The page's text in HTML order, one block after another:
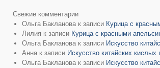
Свежие комментарии
Ольга Бакланова к записи Курица с
Лилия к записи Курица с красными
Ольга Бакланова к записи Искусство
Анна к записи Искусство китайских кислых
Ольга Бакланова к записи Искусство